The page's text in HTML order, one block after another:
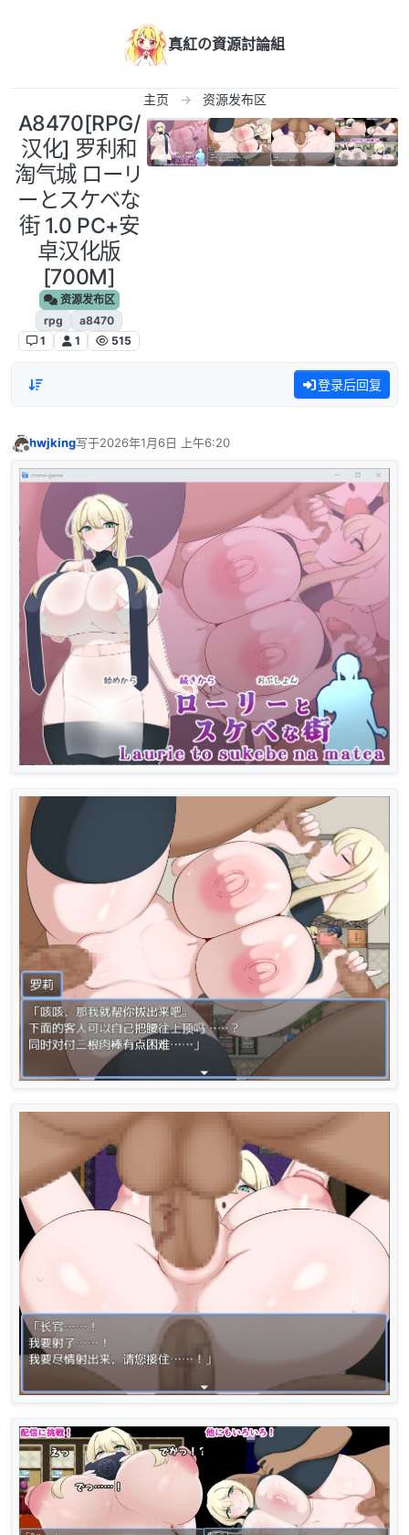
真紅の資源討論組
主页 资源发布区
A8470[RPG/
汉化] 罗利和
淘气城 ローリ
ーとスケベな
街 1.0 PC+安
卓汉化版
[700M]
资源发布区
rpg
a8470
1
1 515
登录后回复
离线
hwjking写于2026年1月6日 上午6:20
最后由 编辑